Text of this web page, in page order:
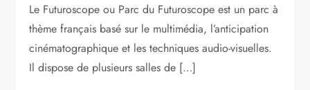
Le Futuroscope ou Parc du Futuroscope est un parc à
thème français basé sur le multimédia, l’anticipation
cinématographique et les techniques audio-visuelles.
Il dispose de plusieurs salles de […]